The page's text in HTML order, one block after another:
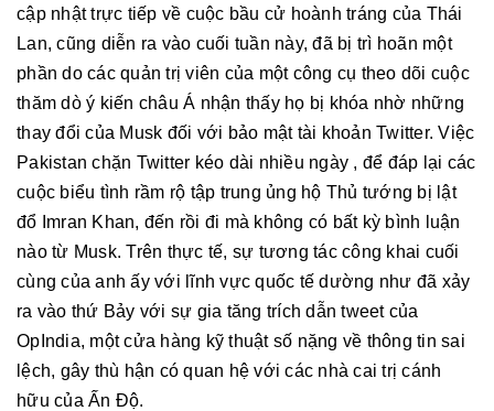
cập nhật trực tiếp về cuộc bầu cử hoành tráng của Thái
Lan, cũng diễn ra vào cuối tuần này, đã bị trì hoãn một
phần do các quản trị viên của một công cụ theo dõi cuộc
thăm dò ý kiến ​​​​châu Á nhận thấy họ bị khóa nhờ những
thay đổi của Musk đối với bảo mật tài khoản Twitter. Việc
Pakistan chặn Twitter kéo dài nhiều ngày , để đáp lại các
cuộc biểu tình rầm rộ tập trung ủng hộ Thủ tướng bị lật
đổ Imran Khan, đến rồi đi mà không có bất kỳ bình luận
nào từ Musk. Trên thực tế, sự tương tác công khai cuối
cùng của anh ấy với lĩnh vực quốc tế dường như đã xảy
ra vào thứ Bảy với sự gia tăng trích dẫn tweet của
OpIndia, một cửa hàng kỹ thuật số nặng về thông tin sai
lệch, gây thù hận có quan hệ với các nhà cai trị cánh
hữu của Ấn Độ.